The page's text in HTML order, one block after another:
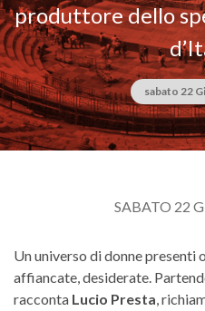
produttore dello
sabato 22
SABATO 22
Un universo di donne presenti
affiancate, desiderate.
racconta Lucio Presta,